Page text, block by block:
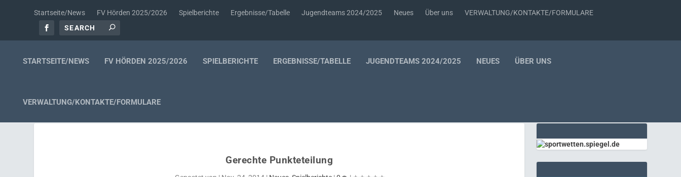
Startseite/News FV Hörden 2025/2026 Spielberichte Ergebnisse/Tabelle Jugendteams 2024/2025 Neues Über uns VERWALTUNG/KONTAKTE/FORMULARE
STARTSEITE/NEWS FV HÖRDEN 2025/2026 SPIELBERICHTE ERGEBNISSE/TABELLE JUGENDTEAMS 2024/2025 NEUES ÜBER UNS
VERWALTUNG/KONTAKTE/FORMULARE
Gerechte Punkteteilung